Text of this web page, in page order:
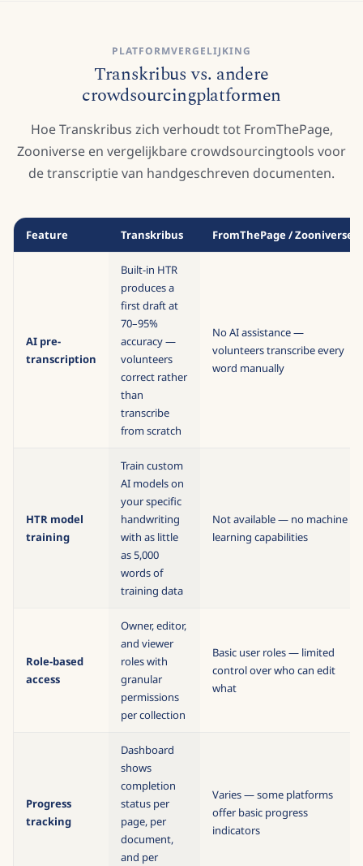
PLATFORMVERGELIJKING
Transkribus vs. andere
crowdsourcingplatformen
Hoe Transkribus zich verhoudt tot FromThePage,
Zooniverse en vergelijkbare crowdsourcingtools voor
de transcriptie van handgeschreven documenten.
Feature Transkribus FromThePage / Zooniverse
AI pre-
transcription
Built-in HTR
produces a
first draft at
70–95%
accuracy —
volunteers
correct rather
than
transcribe
from scratch
No AI assistance —
volunteers transcribe every
word manually
HTR model
training
Train custom
AI models on
your specific
handwriting
with as little
as 5,000
words of
training data
Not available — no machine
learning capabilities
Role-based
access
Owner, editor,
and viewer
roles with
granular
permissions
per collection
Basic user roles — limited
control over who can edit
what
Progress
tracking
Dashboard
shows
completion
status per
page, per
document,
and per
Varies — some platforms
offer basic progress
indicators